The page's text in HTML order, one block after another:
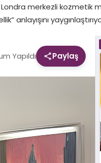
merkezli kozmetik
anlayışını
Yapıldı Paylaş